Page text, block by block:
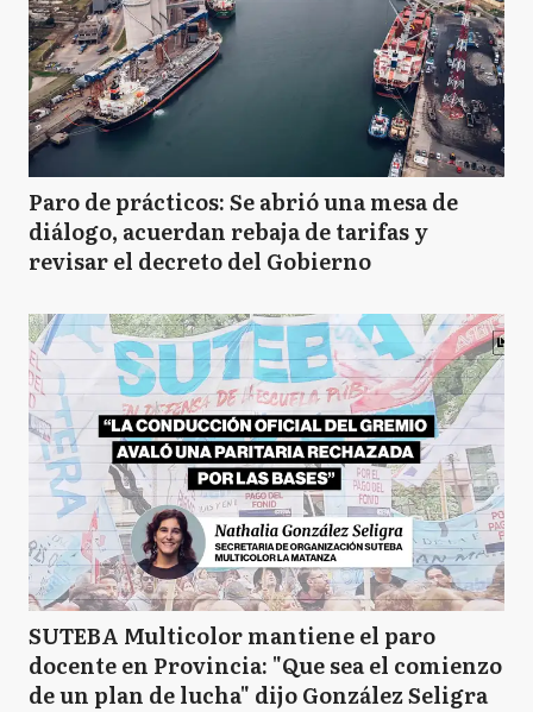
Paro de prácticos: Se abrió una mesa de
diálogo, acuerdan rebaja de tarifas y
revisar el decreto del Gobierno
SUTEBA Multicolor mantiene el paro
docente en Provincia: "Que sea el comienzo
de un plan de lucha" dijo González Seligra